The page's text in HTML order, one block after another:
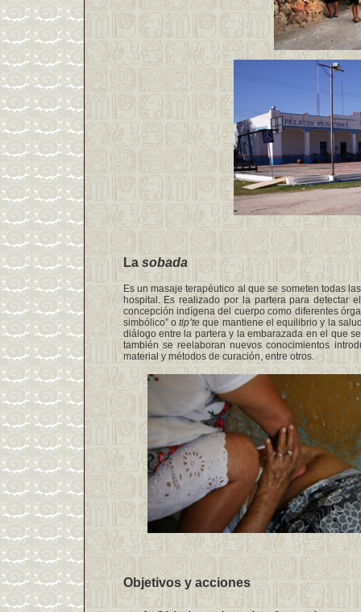
Lasobada
Es un masaje terapéutico al que se someten todas
hospital. Es realizado por la partera para detectar
concepción indígena del cuerpo como diferentes
simbólico” otip’teque mantiene el equilibrio y la
diálogo entre la partera y la embarazada en el que
también se reelaboran nuevos conocimientos
material y métodos de curación, entre otros.
Objetivos y acciones